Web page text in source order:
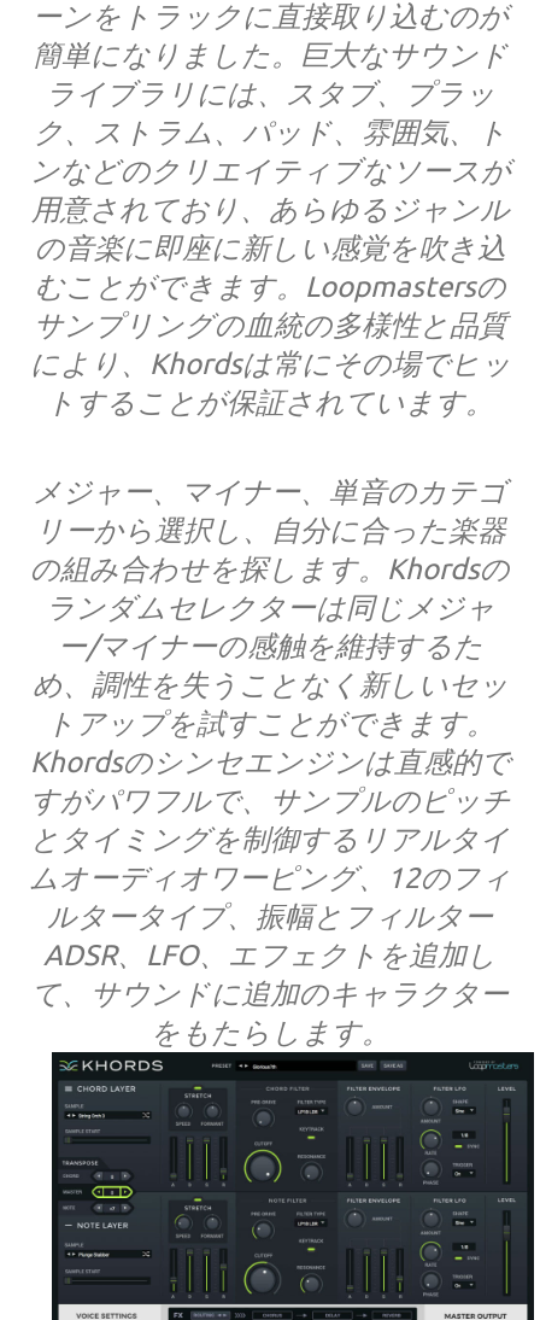
ーンをトラックに直接取り込むのが
簡単になりました。巨大なサウンド
ライブラリには、スタブ、プラッ
ク、ストラム、パッド、雰囲気、ト
ンなどのクリエイティブなソースが
用意されており、あらゆるジャンル
の音楽に即座に新しい感覚を吹き込
むことができます。Loopmastersの
サンプリングの血統の多様性と品質
により、Khordsは常にその場でヒッ
トすることが保証されています。
メジャー、マイナー、単音のカテゴ
リーから選択し、自分に合った楽器
の組み合わせを探します。Khordsの
ランダムセレクターは同じメジャ
ー/マイナーの感触を維持するた
め、調性を失うことなく新しいセッ
トアップを試すことができます。
Khordsのシンセエンジンは直感的で
すがパワフルで、サンプルのピッチ
とタイミングを制御するリアルタイ
ムオーディオワーピング、12のフィ
ルタータイプ、振幅とフィルター
ADSR、LFO、エフェクトを追加し
て、サウンドに追加のキャラクター
をもたらします。